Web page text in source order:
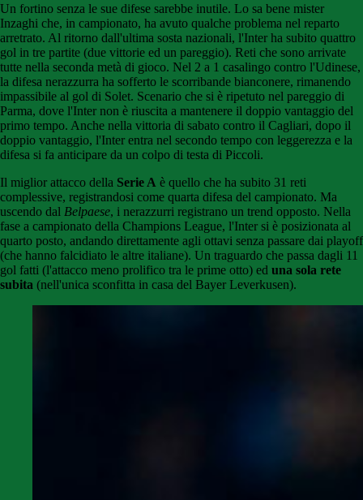
Un fortino senza le sue difese sarebbe inutile. Lo sa bene mister
Inzaghi che, in campionato, ha avuto qualche problema nel reparto
arretrato. Al ritorno dall'ultima sosta nazionali, l'Inter ha subito quattro
gol in tre partite (due vittorie ed un pareggio). Reti che sono arrivate
tutte nella seconda metà di gioco. Nel 2 a 1 casalingo contro l'Udinese,
la difesa nerazzurra ha sofferto le scorribande bianconere, rimanendo
impassibile al gol di Solet. Scenario che si è ripetuto nel pareggio di
Parma, dove l'Inter non è riuscita a mantenere il doppio vantaggio del
primo tempo. Anche nella vittoria di sabato contro il Cagliari, dopo il
doppio vantaggio, l'Inter entra nel secondo tempo con leggerezza e la
difesa si fa anticipare da un colpo di testa di Piccoli.
Il miglior attacco della Serie A è quello che ha subito 31 reti
complessive, registrandosi come quarta difesa del campionato. Ma
uscendo dal Belpaese, i nerazzurri registrano un trend opposto. Nella
fase a campionato della Champions League, l'Inter si è posizionata al
quarto posto, andando direttamente agli ottavi senza passare dai playoff
(che hanno falcidiato le altre italiane). Un traguardo che passa dagli 11
gol fatti (l'attacco meno prolifico tra le prime otto) ed una sola rete
subita (nell'unica sconfitta in casa del Bayer Leverkusen).